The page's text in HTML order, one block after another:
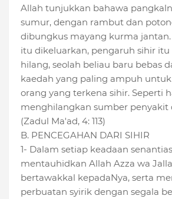
Allah tunjukkan bahawa
sumur, dengan rambut dan
dibungkus mayang kurma
itu dikeluarkan, pengaruh sihir itu
hilang, seolah beliau baru bebas
kaedah yang paling ampuh
orang yang terkena sihir. Seperti
menghilangkan sumber penyakit
(Zadul Ma'ad, 4: 113)
B. PENCEGAHAN DARI SIHIR
1- Dalam setiap keadaan
mentauhidkan Allah Azza wa
bertawakkal kepadaNya, serta
perbuatan syirik dengan segala